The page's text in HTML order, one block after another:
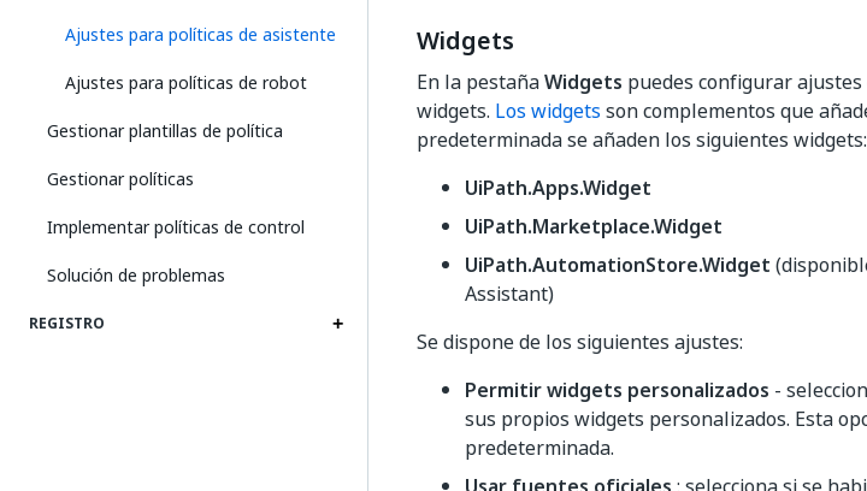
Ajustes para políticas de asistente
Ajustes para políticas de robot
Gestionar plantillas de política
Gestionar políticas
Implementar políticas de control
Solución de problemas
REGISTRO
Widgets
En la pestañaWidgets puedes configurar
widgets. Los widgets son complementos que
predeterminada se añaden los siguientes widgets:
UiPath.Apps.Widget
UiPath.Marketplace.Widget
UiPath.AutomationStore.Widget
Assistant)
Se dispone de los siguientes ajustes:
Permitir widgets personalizados -
sus propios widgets personalizados. Esta
predeterminada.